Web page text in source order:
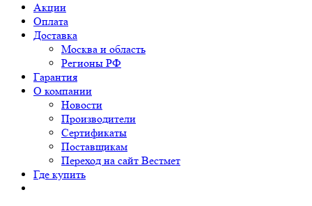
Акции
Оплата
Доставка
Москва и область
Регионы РФ
Гарантия
О компании
Новости
Производители
Сертификаты
Поставщикам
Переход на сайт Вестмет
Где купить